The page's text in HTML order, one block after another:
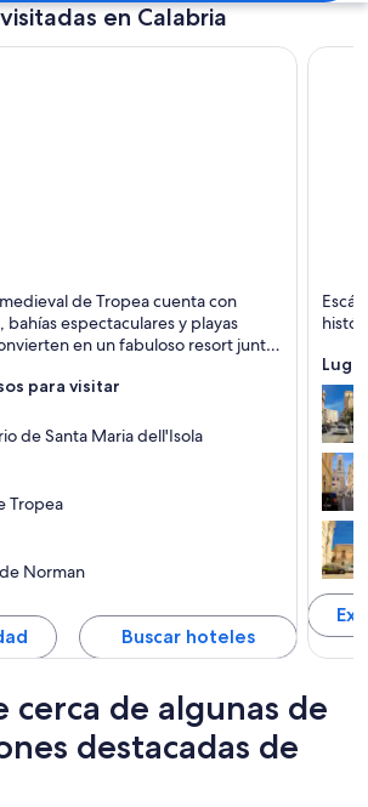
en Calabria
pequeñode Tropea cuenta con
bahías espectaculares y playas
en un fabuloso resort junto
para visitar
de Santa Maria dell'Isola
Tropea
Norman
Buscar hoteles
cerca de algunas de
destacadas de